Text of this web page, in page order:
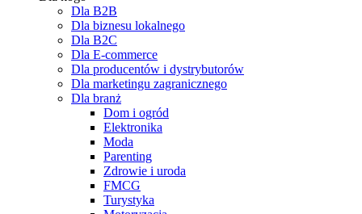
Dla B2B
Dla biznesu lokalnego
Dla B2C
Dla E-commerce
Dla producentów i dystrybutorów
Dla marketingu zagranicznego
Dla branż
Dom i ogród
Elektronika
Moda
Parenting
Zdrowie i uroda
FMCG
Turystyka